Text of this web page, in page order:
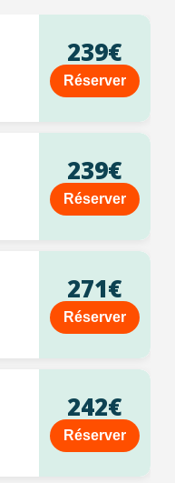
239€
Réserver
239€
Réserver
271€
Réserver
242€
Réserver